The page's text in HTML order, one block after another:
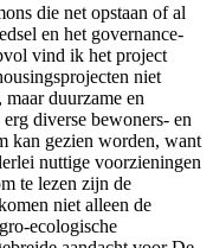
die net opstaan of al
en het governance-
vind ik het project
niet
duurzame en
diverse bewoners- en
kan gezien worden, want
nuttige voorzieningen
te lezen zijn de
niet alleen de
ecologische